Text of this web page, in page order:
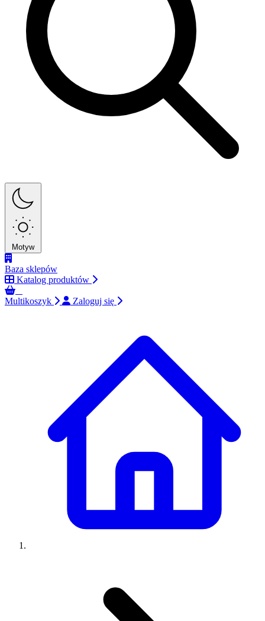
Motyw
Baza sklepów
Katalog produktów
Multikoszyk
Zaloguj się